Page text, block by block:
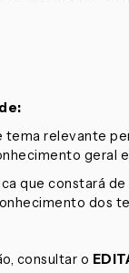
relevante
geral
que constará
dos
consultar o